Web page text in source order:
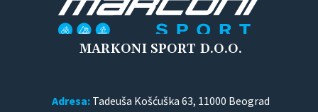
MARKONI SPORT D.O.O.
Adresa:Tadeuša Košćuška 63, 11000 Beograd